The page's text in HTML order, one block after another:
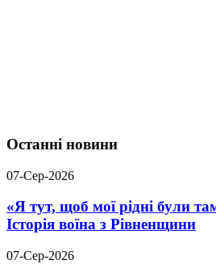
Останні новини
07-Сер-2026
«Я тут, щоб мої рідні були
Історія воїна з Рівненщини
07-Сер-2026